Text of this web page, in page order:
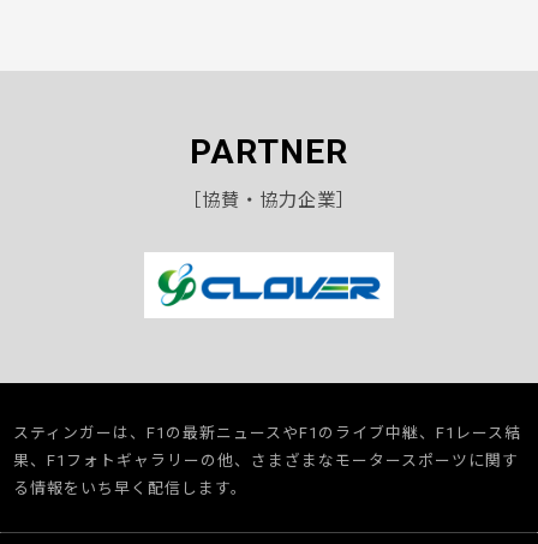
PARTNER
［協賛・協力企業］
スティンガーは、F1の最新ニュースやF1のライブ中継、F1レース結
果、F1フォトギャラリーの他、さまざまなモータースポーツに関す
る情報をいち早く配信します。